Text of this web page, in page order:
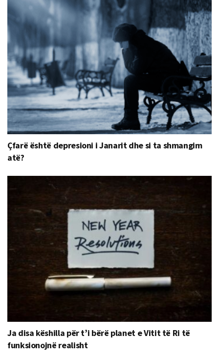
Çfarë është depresioni i Janarit dhe si ta shmangim
atë?
Ja disa këshilla për t’i bërë planet e Vitit të Ri të
funksionojnë realisht